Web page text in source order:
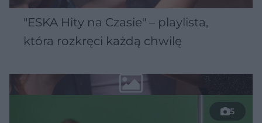
"ESKA Hity na Czasie" – playlista,
która rozkręci każdą chwilę
5